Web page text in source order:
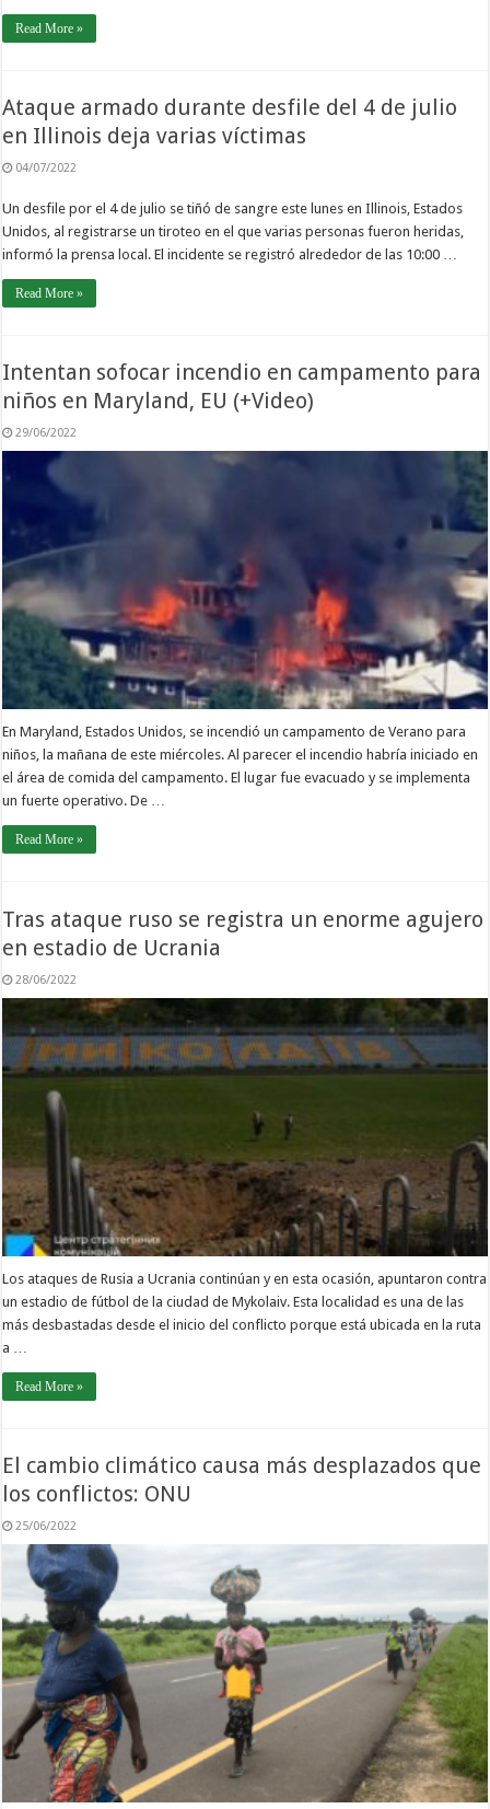
Read More »
Ataque armado durante desfile del 4 de julio
en Illinois deja varias víctimas
04/07/2022
Un desfile por el 4 de julio se tiñó de sangre este lunes en Illinois, Estados
Unidos, al registrarse un tiroteo en el que varias personas fueron heridas,
informó la prensa local. El incidente se registró alrededor de las 10:00 …
Read More »
Intentan sofocar incendio en campamento para
niños en Maryland, EU (+Video)
29/06/2022
En Maryland, Estados Unidos, se incendió un campamento de Verano para
niños, la mañana de este miércoles. Al parecer el incendio habría iniciado en
el área de comida del campamento. El lugar fue evacuado y se implementa
un fuerte operativo. De …
Read More »
Tras ataque ruso se registra un enorme agujero
en estadio de Ucrania
28/06/2022
Los ataques de Rusia a Ucrania continúan y en esta ocasión, apuntaron contra
un estadio de fútbol de la ciudad de Mykolaiv. Esta localidad es una de las
más desbastadas desde el inicio del conflicto porque está ubicada en la ruta
a …
Read More »
El cambio climático causa más desplazados que
los conflictos: ONU
25/06/2022